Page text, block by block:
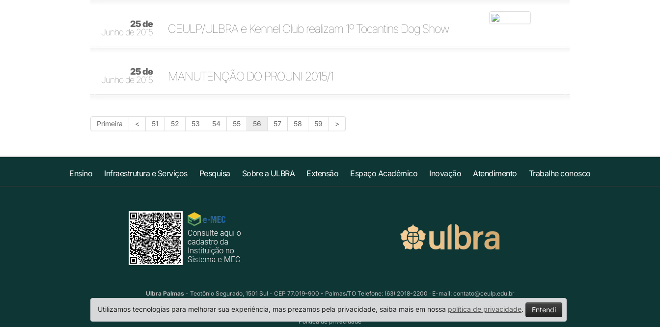
25 de
Junho de 2015
CEULP/ULBRA e Kennel Club realizam 1º Tocantins Dog Show
25 de
Junho de 2015
MANUTENÇÃO DO PROUNI 2015/1
Primeira < 51 52 53 54 55 56 57 58 59 >
Ensino Infraestrutura e Serviços Pesquisa Sobre a ULBRA Extensão Espaço Acadêmico Inovação Atendimento Trabalhe conosco
Ulbra Palmas- Teotônio Segurado, 1501 Sul - CEP 77.019-900 - Palmas/TO Telefone: (63) 2018-2200 · E-mail: contato@ceulp.edu.br
Política de privacidade
Utilizamos tecnologias para melhorar sua experiência, mas prezamos pela privacidade, saiba mais em nossa política de privacidade. Entendi